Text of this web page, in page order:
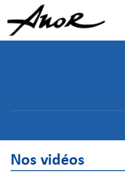
Nos vidéos